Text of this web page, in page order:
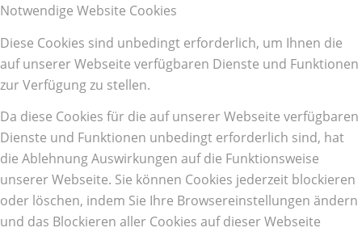
Notwendige Website Cookies
Diese Cookies sind unbedingt erforderlich, um Ihnen die
auf unserer Webseite verfügbaren Dienste und Funktionen
zur Verfügung zu stellen.
Da diese Cookies für die auf unserer Webseite verfügbaren
Dienste und Funktionen unbedingt erforderlich sind, hat
die Ablehnung Auswirkungen auf die Funktionsweise
unserer Webseite. Sie können Cookies jederzeit blockieren
oder löschen, indem Sie Ihre Browsereinstellungen ändern
und das Blockieren aller Cookies auf dieser Webseite